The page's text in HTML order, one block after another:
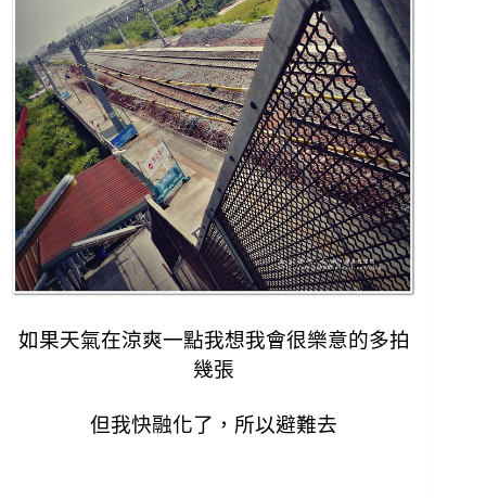
如果天氣在涼爽一點我想我會很樂意的多拍
幾張
但我快融化了，所以避難去